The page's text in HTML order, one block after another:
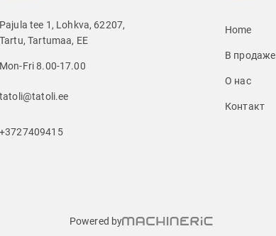
Pajula tee 1, Lohkva, 62207,
Tartu, Tartumaa, EE
Mon-Fri 8.00-17.00
tatoli@tatoli.ee
+3727409415
Home
В продаже
О нас
Контакт
Powered by